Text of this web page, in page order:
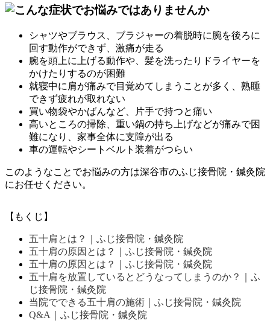
シャツやブラウス、ブラジャーの着脱時に腕を後ろに
回す動作ができず、激痛が走る
腕を頭上に上げる動作や、髪を洗ったりドライヤーを
かけたりするのが困難
就寝中に肩が痛みで目覚めてしまうことが多く、熟睡
できず疲れが取れない
買い物袋やかばんなど、片手で持つと痛い
高いところの掃除、重い鍋の持ち上げなどが痛みで困
難になり、家事全体に支障が出る
車の運転やシートベルト装着がつらい
このようなことでお悩みの方は深谷市のふじ接骨院・鍼灸院
にお任せください。
【もくじ】
五十肩とは？｜ふじ接骨院・鍼灸院
五十肩の原因とは？｜ふじ接骨院・鍼灸院
五十肩の原因とは？｜ふじ接骨院・鍼灸院
五十肩を放置しているとどうなってしまうのか？｜ふ
じ接骨院・鍼灸院
当院でできる五十肩の施術｜ふじ接骨院・鍼灸院
Q&A｜ふじ接骨院・鍼灸院